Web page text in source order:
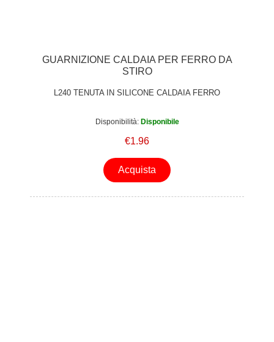
GUARNIZIONE CALDAIA PER FERRO DA
STIRO
L240 TENUTA IN SILICONE CALDAIA FERRO
Disponibilità: Disponibile
€1.96
Acquista